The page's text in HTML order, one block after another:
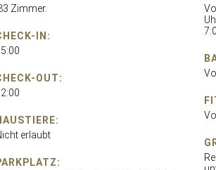
Zimmer.
IN:
OUT:
erlaubt